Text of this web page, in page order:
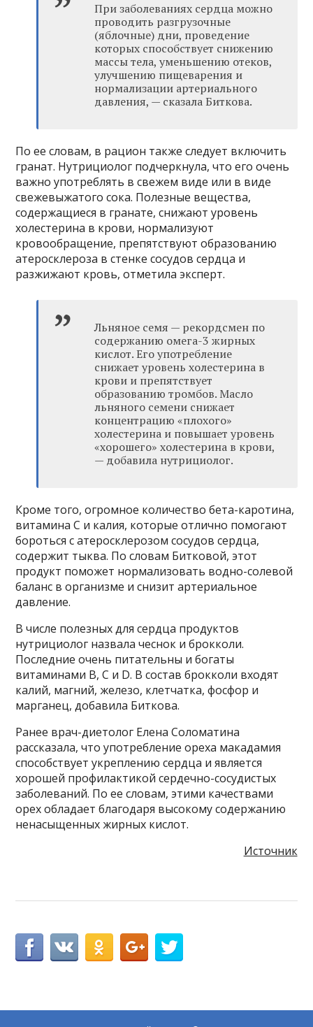
При заболеваниях сердца можно
проводить разгрузочные
(яблочные) дни, проведение
которых способствует снижению
массы тела, уменьшению отеков,
улучшению пищеварения и
нормализации артериального
давления, — сказала Биткова.
По ее словам, в рацион также следует включить
гранат. Нутрициолог подчеркнула, что его очень
важно употреблять в свежем виде или в виде
свежевыжатого сока. Полезные вещества,
содержащиеся в гранате, снижают уровень
холестерина в крови, нормализуют
кровообращение, препятствуют образованию
атеросклероза в стенке сосудов сердца и
разжижают кровь, отметила эксперт.
Льняное семя — рекордсмен по
содержанию омега-3 жирных
кислот. Его употребление
снижает уровень холестерина в
крови и препятствует
образованию тромбов. Масло
льняного семени снижает
концентрацию «плохого»
холестерина и повышает уровень
«хорошего» холестерина в крови,
— добавила нутрициолог.
Кроме того, огромное количество бета-каротина,
витамина С и калия, которые отлично помогают
бороться с атеросклерозом сосудов сердца,
содержит тыква. По словам Битковой, этот
продукт поможет нормализовать водно-солевой
баланс в организме и снизит артериальное
давление.
В числе полезных для сердца продуктов
нутрициолог назвала чеснок и брокколи.
Последние очень питательны и богаты
витаминами B, C и D. В состав брокколи входят
калий, магний, железо, клетчатка, фосфор и
марганец, добавила Биткова.
Ранее врач-диетолог Елена Соломатина
рассказала, что употребление ореха макадамия
способствует укреплению сердца и является
хорошей профилактикой сердечно-сосудистых
заболеваний. По ее словам, этими качествами
орех обладает благодаря высокому содержанию
ненасыщенных жирных кислот.
Источник